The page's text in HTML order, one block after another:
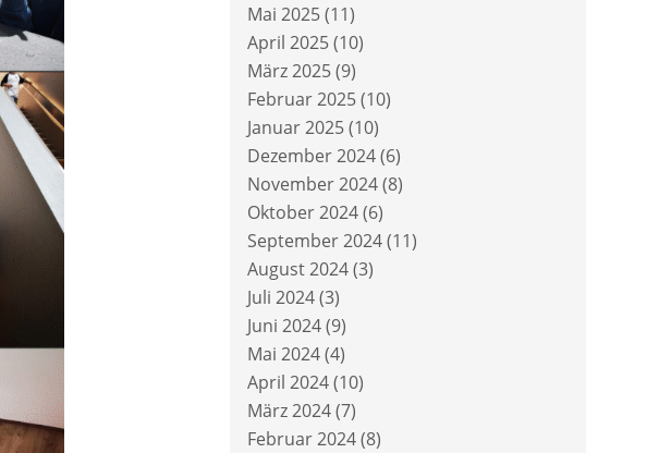
Mai 2025(11)
April 2025(10)
März 2025(9)
Februar 2025(10)
Januar 2025(10)
Dezember 2024(6)
November 2024(8)
Oktober 2024(6)
September 2024(11)
August 2024(3)
Juli 2024(3)
Juni 2024(9)
Mai 2024(4)
April 2024(10)
März 2024(7)
Februar 2024(8)